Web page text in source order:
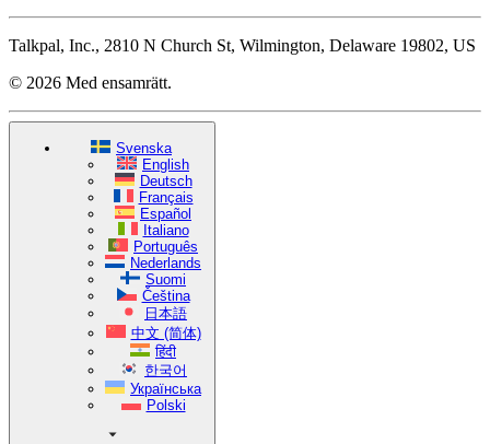
Talkpal, Inc., 2810 N Church St, Wilmington, Delaware 19802, US
© 2026 Med ensamrätt.
Svenska
English
Deutsch
Français
Español
Italiano
Português
Nederlands
Suomi
Čeština
日本語
中文 (简体)
हिंदी
한국어
Українська
Polski